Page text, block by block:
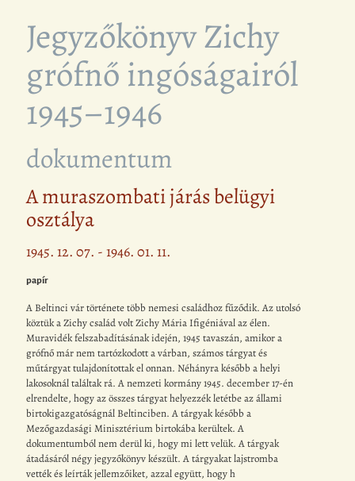
Jegyzőkönyv Zichy
grófnő ingóságairól
1945–1946
dokumentum
A muraszombati járás belügyi
osztálya
1945. 12. 07. - 1946. 01. 11.
papír
A Beltinci vár története több nemesi családhoz fűződik. Az utolsó
köztük a Zichy család volt Zichy Mária Ifigéniával az élen.
Muravidék felszabadításának idején, 1945 tavaszán, amikor a
grófnő már nem tartózkodott a várban, számos tárgyat és
műtárgyat tulajdonítottak el onnan. Néhányra később a helyi
lakosoknál találtak rá. A nemzeti kormány 1945. december 17-én
elrendelte, hogy az összes tárgyat helyezzék letétbe az állami
birtokigazgatóságnál Beltinciben. A tárgyak később a
Mezőgazdasági Minisztérium birtokába kerültek. A
dokumentumból nem derül ki, hogy mi lett velük. A tárgyak
átadásáról négy jegyzőkönyv készült. A tárgyakat lajstromba
vették és leírták jellemzőiket, azzal együtt, hogy h